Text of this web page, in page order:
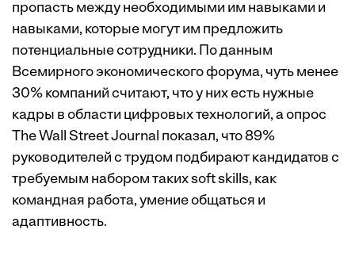
пропасть между необходимыми им навыками и
навыками, которые могут им предложить
потенциальные сотрудники. По данным
Всемирного экономического форума, чуть менее
30% компаний считают, что у них есть нужные
кадры в области цифровых технологий, аопрос
The Wall Street Journal показал, что 89%
руководителей с трудом подбирают кандидатов с
требуемым набором таких soft skills, как
командная работа, умение общаться и
адаптивность.